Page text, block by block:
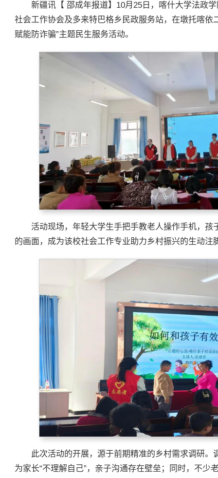
新疆讯【 邵成年报道】10月25日，喀什大学法政
社会工作协会及多来特巴格乡民政服务站，在墩托喀依
赋能防诈骗”主题民生服务活动。
活动现场，年轻大学生手把手教老人操作手机，
的画面，成为该校社会工作专业助力乡村振兴的生动注
此次活动的开展，源于前期精准的乡村需求调研
为家长“不理解自己”，亲子沟通存在壁垒；同时，不少